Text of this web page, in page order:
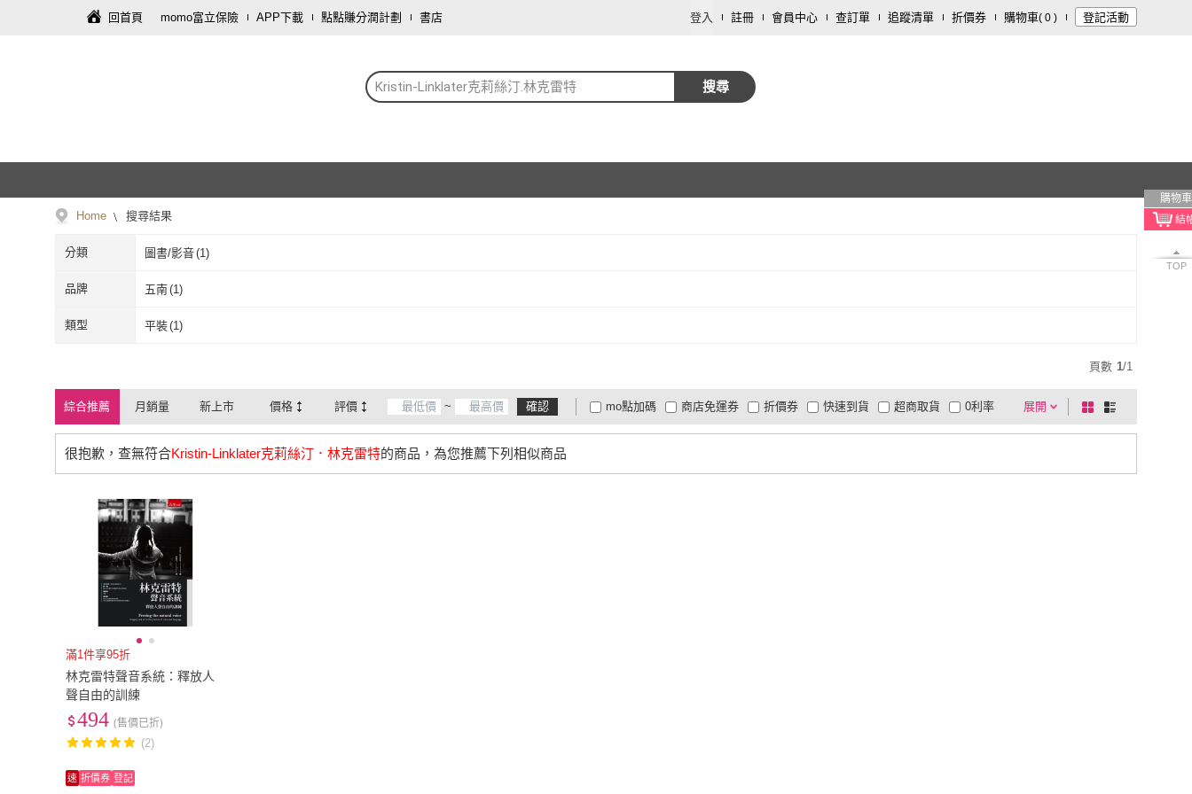
回首頁 momo富立保險 APP下載 點點賺分潤計劃 書店 登入 註冊 會員中心 查訂單 追蹤清單 折價券 購物車( 0 ) 登記活動
Kristin-Linklater克莉絲汀.林克雷特 搜尋
購物車
TOP
Home 搜尋結果
分類 圖書/影音(1)
品牌 五南(1)
五南
類型 平裝(1)
頁數 1/1
綜合推薦 月銷量 新上市 價格 評價 ~ 確認 展開
折價券
有影片
商品有量 電視購物
mo點加碼 快速到貨 超商取貨
大家電安心配
大家電快配
商店免運券 0利率
棋
盤
列
很抱歉，查無符合Kristin-Linklater克莉絲汀．林克雷特的商品，為您推薦下列相似商品
滿1件享95折
林克雷特聲音系統：釋放人
聲自由的訓練
494 (售價已折)
(2)
速 折價券 登記